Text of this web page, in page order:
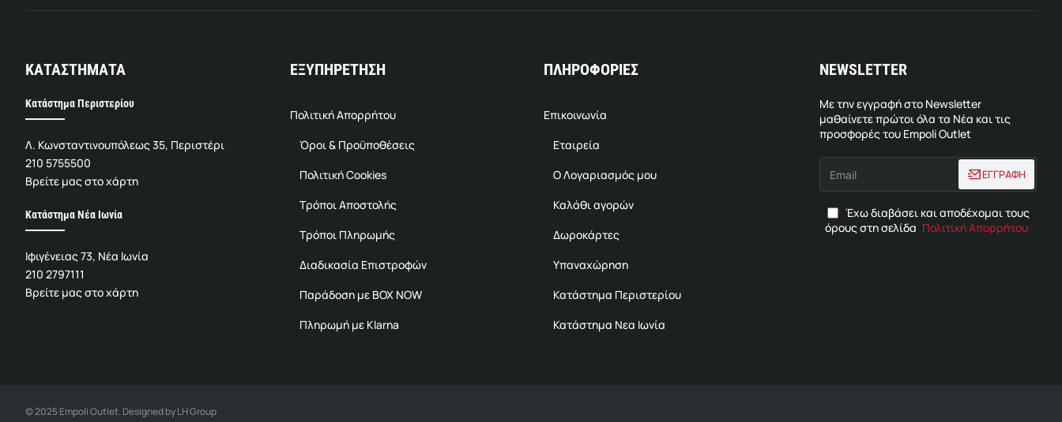
ΚΑΤΑΣΤΗΜΑΤΑ
Κατάστημα Περιστερίου
Λ. Κωνσταντινουπόλεως 35, Περιστέρι
210 5755500
Βρείτε μας στο χάρτη
Κατάστημα Νέα Ιωνία
Ιφιγένειας 73, Νέα Ιωνία
210 2797111
Βρείτε μας στο χάρτη
ΕΞΥΠΗΡΕΤΗΣΗ
Πολιτική Απορρήτου
Όροι & Προϋποθέσεις
Πολιτική Cookies
Τρόποι Αποστολής
Τρόποι Πληρωμής
Διαδικασία Επιστροφών
Παράδοση με BOX NOW
Πληρωμή με Klarna
ΠΛΗΡΟΦΟΡΙΕΣ
Επικοινωνία
Εταιρεία
Ο Λογαριασμός μου
Καλάθι αγορών
Δωροκάρτες
Υπαναχώρηση
Κατάστημα Περιστερίου
Κατάστημα Νεα Ιωνία
NEWSLETTER
Με την εγγραφή στο Newsletter
μαθαίνετε πρώτοι όλα τα Νέα και τις
προσφορές του Empoli Outlet
Email
ΕΓΓΡΑΦΗ
Έχω διαβάσει και αποδέχομαι τους
όρους στη σελίδα Πολιτική Απορρήτου
© 2025 Empoli Outlet. Designed by LH Group